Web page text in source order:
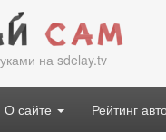
на sdelay.tv
О сайте Рейтинг